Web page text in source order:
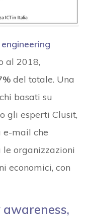
al 2018,
del totale. Una
basati su
gli esperti Clusit,
e-mail che
organizzazioni
economici, con